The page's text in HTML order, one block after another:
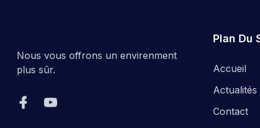
Nous vous offrons un envirenment
plus sûr.
Plan Du
Accueil
Actualités
Contact